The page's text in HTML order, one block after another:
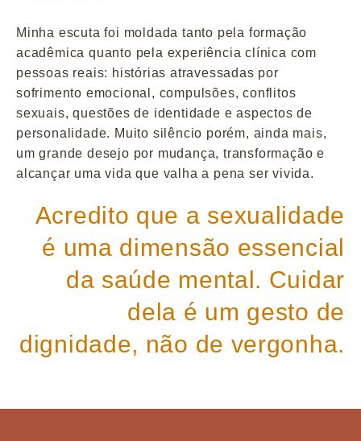
Minha escuta foi moldada tanto pela formação
acadêmica quanto pela experiência clínica com
pessoas reais: histórias atravessadas por
sofrimento emocional, compulsões, conflitos
sexuais, questões de identidade e aspectos de
personalidade. Muito silêncio porém, ainda mais,
um grande desejo por mudança, transformação e
alcançar uma vida que valha a pena ser vivida.
Acredito que a sexualidade
é uma dimensão essencial
da saúde mental. Cuidar
dela é um gesto de
dignidade, não de vergonha.